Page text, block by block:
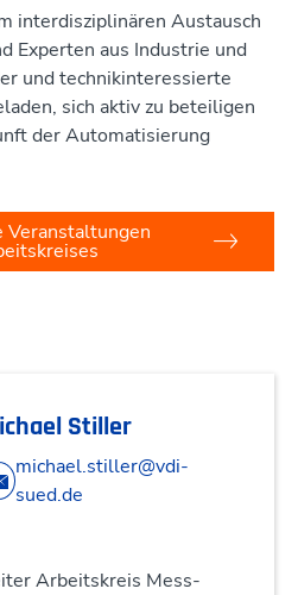
interdisziplinären Austausch
Experten aus Industrie und
und technikinteressierte
sich aktiv zu beteiligen
der Automatisierung
Veranstaltungen
Stiller
michael.stiller@vdi-
sued.de
Arbeitskreis Mess-